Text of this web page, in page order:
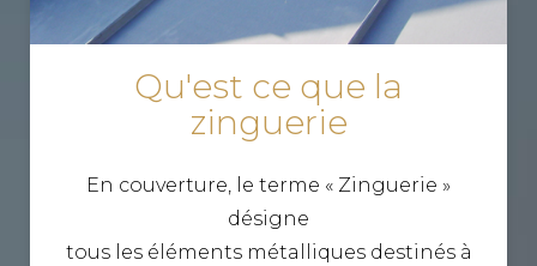
Qu'est ce que la
zinguerie
En couverture, le terme « Zinguerie »
désigne
tous les éléments métalliques destinés à